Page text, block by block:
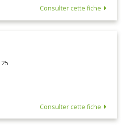
Consulter cette fiche
Consulter cette fiche